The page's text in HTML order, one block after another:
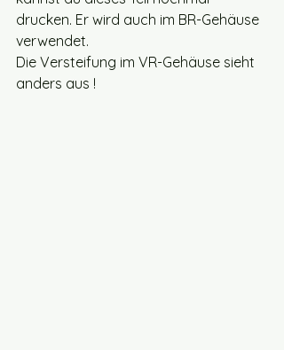
drucken. Er wird auch im BR-Gehäuse
verwendet.
Die Versteifung im VR-Gehäuse sieht
anders aus !